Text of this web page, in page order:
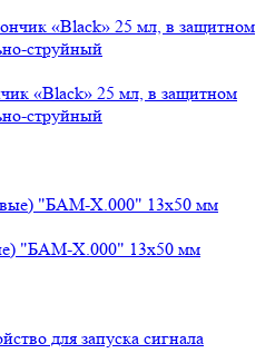
«Black» 25 мл, в защитном
струйный
"БАМ-Х.000" 13х50 мм